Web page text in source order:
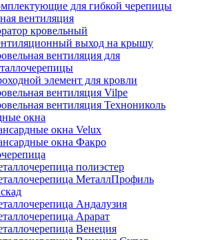
для гибкой черепицы
вентиляция
кровельный
выход на крышу
вентиляция для
элемент для кровли
вентиляция Vilpe
вентиляция Технониколь
окна
окна Velux
окна Факро
полиэстер
МеталлПрофиль
Андалузия
Арарат
Венеция